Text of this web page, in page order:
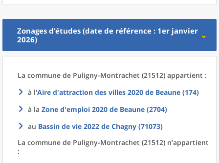
Zonages d’études (date de référence : 1er janvier
2026)
La commune de Puligny-Montrachet (21512) appartient :
à l'Aire d'attraction des villes 2020 de Beaune (174)
à la Zone d'emploi 2020 de Beaune (2704)
au Bassin de vie 2022 de Chagny (71073)
La commune de Puligny-Montrachet (21512) n’appartient
: